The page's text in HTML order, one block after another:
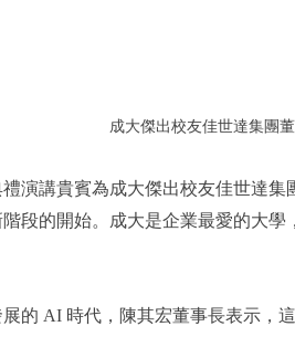
成大傑出校友佳世達集團
演講貴賓為成大傑出校友佳世達
段的開始。成大是企業最愛的大
的 AI 時代，陳其宏董事長表示，